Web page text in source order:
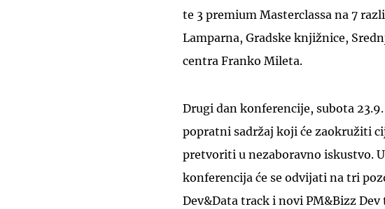
te 3 premium Masterclassa na 7
Lamparna, Gradske knjižnice,
centra Franko Mileta.
Drugi dan konferencije, subota
popratni sadržaj koji će zaokružiti
pretvoriti u nezaboravno iskustvo.
konferencija će se odvijati na tri
Dev&Data track i novi PM&Bizz